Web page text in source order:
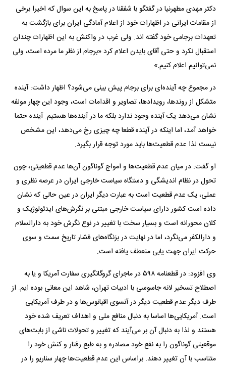
دکتر مهدی مطهرنیا در گفتگو با شفقنا در پاسخ به این سوال که اخیرا برخی
از مقامات ایرانی در اظهارات خود از اعلام آمادگی ایران برای بازگشت به
تعهدات برجامی خود گفته اند. ولی غرب در واکنش به این اظهارات چندان
استقبال نکرد و حتی آقای بایدن اعلام کرد «برجام از نظر ما مرده است، ولی
نمی‌توانیم اعلام کنیم.»
در مجموع چه آینده‌ای برای برجام پیش بینی می‌شود؟ اظهار داشت: آینده
متشکل از روندها، رویدادها، تصاویر و اقدامات است، وجود این چهار مولفه
نشان می‌دهد یک آینده وجود ندارد بلکه ما در آینده‌ها هستیم. آینده حتما
خواهد آمد، اما اینکه در آینده قطعا چه چیزی رخ می‌دهد، این مشخص
نیست لذا عدم قطعیت‌ها باید مورد توجه قرار بگیرد.
او گفت: در میان عدم قطعیت‌ها و امواج گوناگون آن‌ها عدم قطعیتی، چون
تحول در نظام اندیشگی و دستگاه سیاست خارجی ایران در عرصه نظری و
عملی، یک عدم قطعیت است به عبارت دیگر ایران در عین حالی که نشان
داده است کشور دارای سیاست خارجی مبتنی بر نگرش‌های ایدئولوژیک و
کلان محورانه است و بسیار سخت با تغییر در نوع نگرش خود به دارالسلام
و دارالکفر می‌نگرد، اما در نهایت در بزنگاه‌های فشار تاریخ سمت و سوی
حرکت ایران جهت یابی منعطف یافته است.
وی افزود: در قطعنامه ۵۹۸ در ماجرای گروگانگیری سفارت آمریکا و یا به
اصطلاح تسخیر لانه جاسوسی با ادبیات تهران، شاهد این معانی بوده ایم. از
طرف دیگر عدم قطعیت دیگر در آنسوی اقیانوس‌ها و در طرف آمریکایی
است. آمریکایی‌ها اساسا به دنبال منافع ملی و اهداف تعریف شده خود
هستند و لذا به دنبال آن بر می‌آیند که تغییر و تحولات ناشی از بابت‌های
موقعیتی گوناگون را به نفع خود مصادره و به طبع رفتار و کنش خود را
متناسب با آن تغییر دهند. براساس این عدم قطعیت‌ها چهار سناریو را در